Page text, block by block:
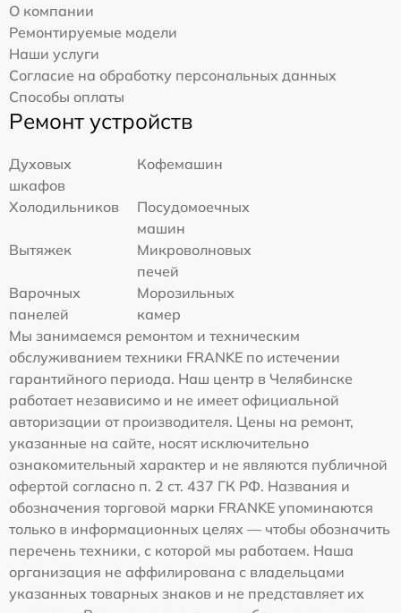
О компании
Ремонтируемые модели
Наши услуги
Согласие на обработку персональных данных
Способы оплаты
Ремонт устройств
Духовых
шкафов
Кофемашин
Холодильников
Посудомоечных
машин
Вытяжек
Микроволновых
печей
Варочных
панелей
Морозильных
камер
Мы занимаемся ремонтом и техническим
обслуживанием техники FRANKE по истечении
гарантийного периода. Наш центр в Челябинске
работает независимо и не имеет официальной
авторизации от производителя. Цены на ремонт,
указанные на сайте, носят исключительно
ознакомительный характер и не являются публичной
офертой согласно п. 2 ст. 437 ГК РФ. Названия и
обозначения торговой марки FRANKE упоминаются
только в информационных целях — чтобы обозначить
перечень техники, с которой мы работаем. Наша
организация не аффилирована с владельцами
указанных товарных знаков и не представляет их